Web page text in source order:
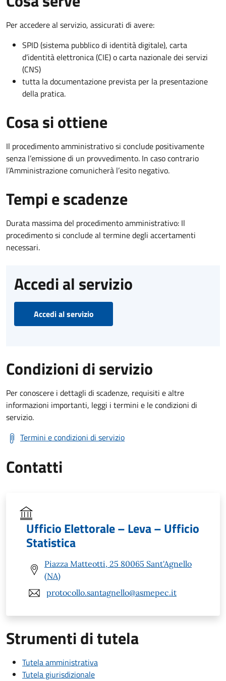
Per accedere al servizio, assicurati di avere:
SPID (sistema pubblico di identità digitale), carta
d’identità elettronica (CIE) o carta nazionale dei servizi
(CNS)
tutta la documentazione prevista per la presentazione
della pratica.
Cosa si ottiene
Il procedimento amministrativo si conclude positivamente
senza l’emissione di un provvedimento. In caso contrario
l’Amministrazione comunicherà l’esito negativo.
Tempi e scadenze
Durata massima del procedimento amministrativo: Il
procedimento si conclude al termine degli accertamenti
necessari.
Accedi al servizio
Accedi al servizio
Condizioni di servizio
Per conoscere i dettagli di scadenze, requisiti e altre
informazioni importanti, leggi i termini e le condizioni di
servizio.
Termini e condizioni di servizio
Contatti
Ufficio Elettorale – Leva – Ufficio
Statistica
Piazza Matteotti, 25 80065 Sant'Agnello
(NA)
protocollo.santagnello@asmepec.it
Strumenti di tutela
Tutela amministrativa
Tutela giurisdizionale